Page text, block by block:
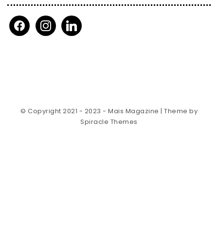
facebookinstagramlinkedin
© Copyright 2021 - 2023 - Mais Magazine | Theme by
Spiracle Themes